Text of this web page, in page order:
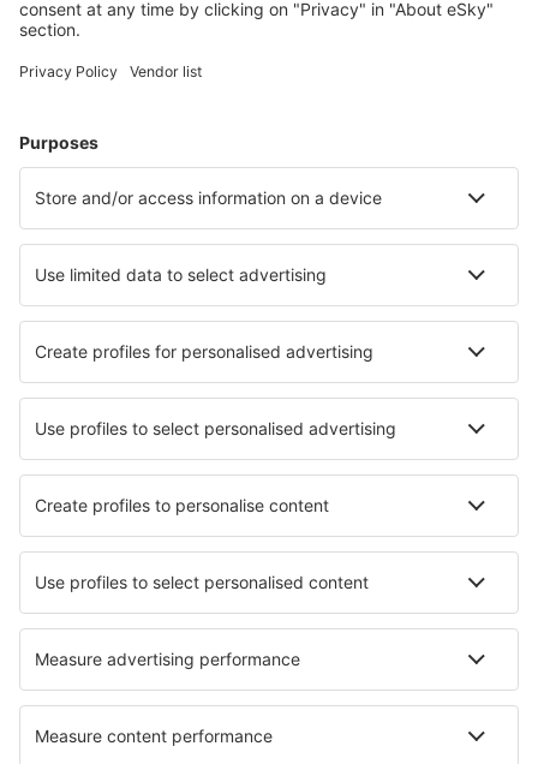
conectați.
Cazarea preferată
Cele mai căutate cazări de către utilizatorii eSky
Cazare în Myanmar - Orașe populare
Cazare în Thandwe Cazare în Yangon
Cazare în Kalaw Cazare în Gangaw Cazare în Hpa-an
Cazare în Inle Lake Cazare în Gwa Cazare în Bagan
Cele mai bune locuri de cazare - orașe
Cazare în Barry Cazare în Munds Park
Cazare în Bodelshausen Cazare în San Gavino Monreale
Cazare în Briatico Cazare în Llubi Cazare în Kimswerd